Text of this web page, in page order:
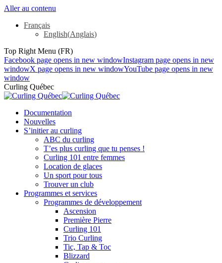
Aller au contenu
Français
English(Anglais)
Top Right Menu (FR)
Facebook page opens in new windowInstagram page opens in new
windowX page opens in new windowYouTube page opens in new
window
Curling Québec
Documentation
Nouvelles
S’initier au curling
ABC du curling
T’es plus curling que tu penses !
Curling 101 entre femmes
Location de glaces
Un sport pour tous
Trouver un club
Programmes et services
Programmes de développement
Ascension
Première Pierre
Curling 101
Trio Curling
Tic, Tap & Toc
Blizzard